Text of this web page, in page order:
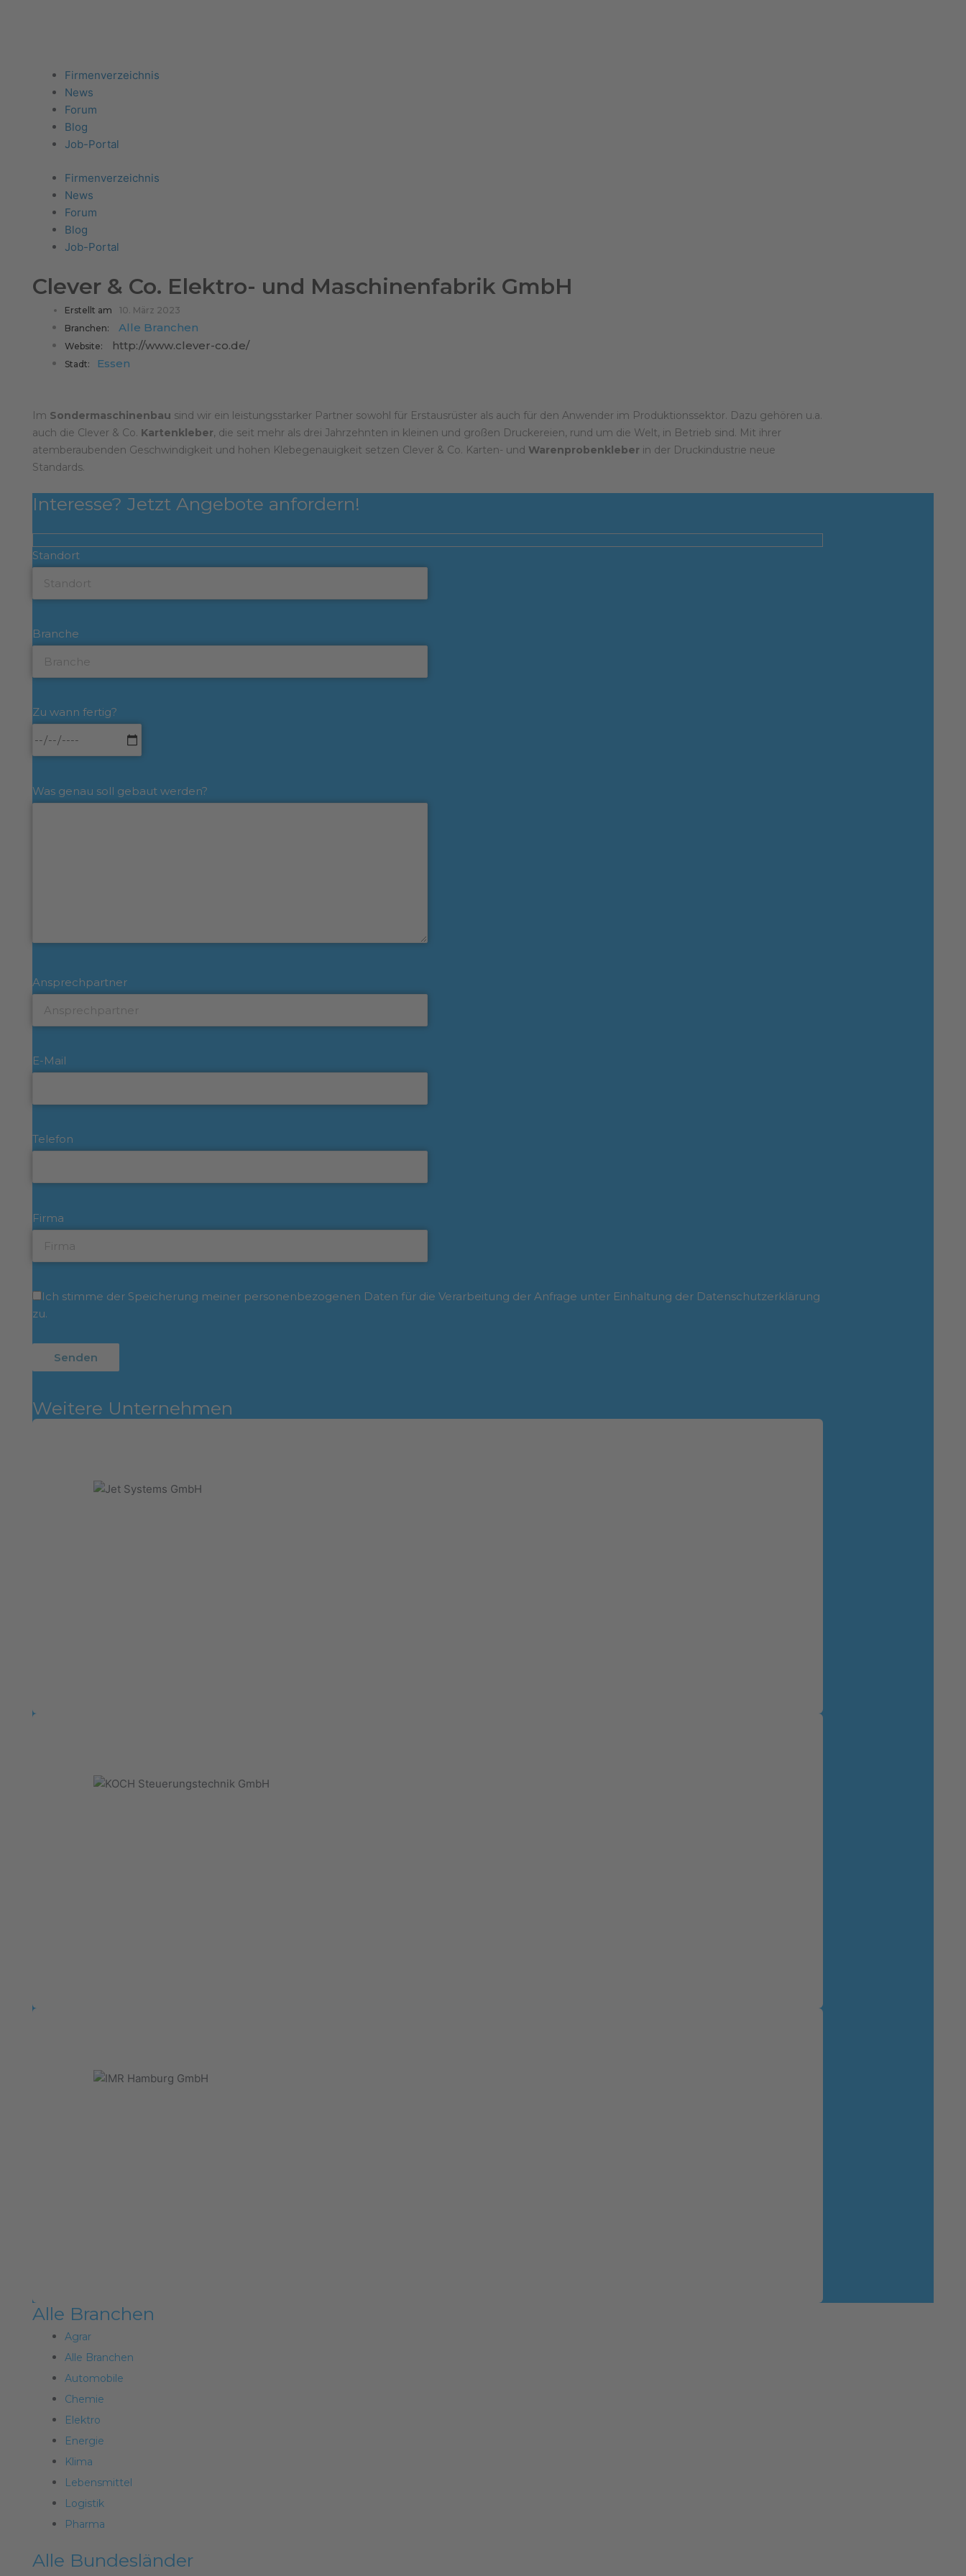
Menu
Firmenverzeichnis
News
Forum
Blog
Job-Portal
Firmenverzeichnis
News
Forum
Blog
Job-Portal
Clever & Co. Elektro- und Maschinenfabrik GmbH
Erstellt am
10. März 2023
Branchen:
Alle Branchen
Website: http://www.clever-co.de/
Stadt: Essen
Im Sondermaschinenbau sind wir ein leistungsstarker Partner sowohl für Erstausrüster als auch für den Anwender im Produktionssektor. Dazu gehören u.a.
auch die Clever & Co. Kartenkleber, die seit mehr als drei Jahrzehnten in kleinen und großen Druckereien, rund um die Welt, in Betrieb sind. Mit ihrer
atemberaubenden Geschwindigkeit und hohen Klebegenauigkeit setzen Clever & Co. Karten- und Warenprobenkleber in der Druckindustrie neue
Standards.
Interesse? Jetzt Angebote anfordern!
Standort
Branche
Zu wann fertig?
Was genau soll gebaut werden?
Ansprechpartner
E-Mail
Telefon
Firma
Ich stimme der Speicherung meiner personenbezogenen Daten für die Verarbeitung der Anfrage unter Einhaltung der Datenschutzerklärung
zu.
Weitere Unternehmen
Alle Branchen
Agrar
Alle Branchen
Automobile
Chemie
Elektro
Energie
Klima
Lebensmittel
Logistik
Pharma
Alle Bundesländer